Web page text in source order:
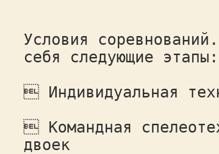
Условия
себя следующие этапы:
 Индивидуальная
 Командная
двоек